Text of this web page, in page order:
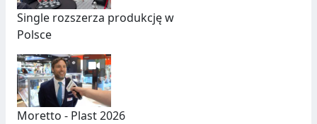
Single rozszerza produkcję w
Polsce
Moretto - Plast 2026